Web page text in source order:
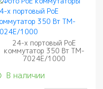
24-х портовый PoE
коммутатор 350 Вт TM-
7024E/1000
В наличии